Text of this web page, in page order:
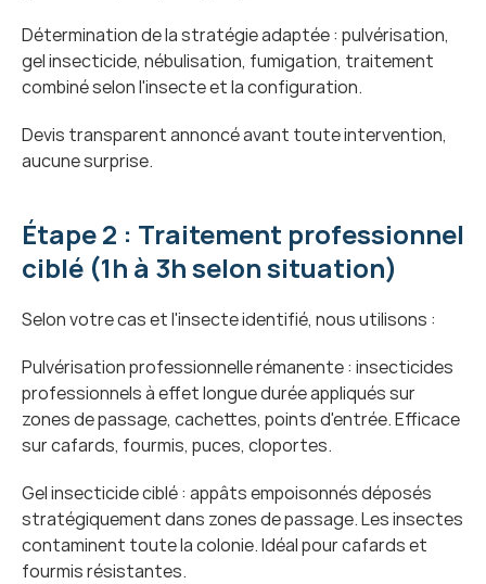
Détermination de la stratégie adaptée : pulvérisation,
gel insecticide, nébulisation, fumigation, traitement
combiné selon l'insecte et la configuration.
Devis transparent annoncé avant toute intervention,
aucune surprise.
Étape 2 : Traitement professionnel
ciblé (1h à 3h selon situation)
Selon votre cas et l'insecte identifié, nous utilisons :
Pulvérisation professionnelle rémanente : insecticides
professionnels à effet longue durée appliqués sur
zones de passage, cachettes, points d'entrée. Efficace
sur cafards, fourmis, puces, cloportes.
Gel insecticide ciblé : appâts empoisonnés déposés
stratégiquement dans zones de passage. Les insectes
contaminent toute la colonie. Idéal pour cafards et
fourmis résistantes.